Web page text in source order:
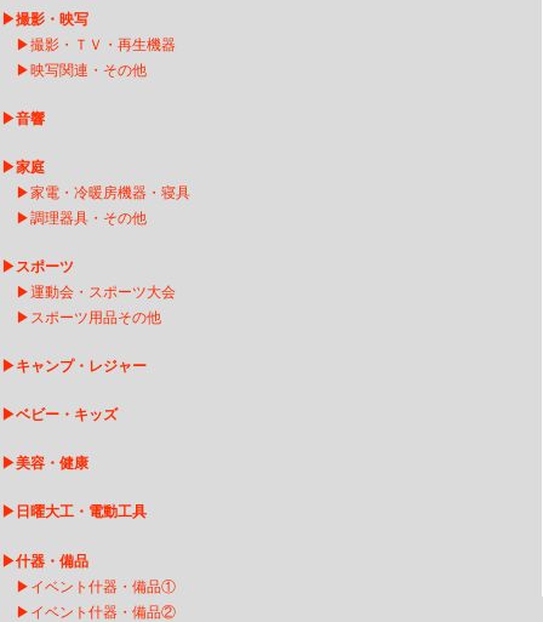
▶撮影・映写
▶撮影・ＴＶ・再生機器
▶映写関連・その他
▶音響
▶家庭
▶家電・冷暖房機器・寝具
▶調理器具・その他
▶スポーツ
▶運動会・スポーツ大会
▶ スポーツ用品その他
▶キャンプ・レジャー
▶ベビー・キッズ
▶美容・健康
▶ 日曜大工・電動工具
▶什器・備品
▶ イベント什器・備品①
▶ イベント什器・備品②